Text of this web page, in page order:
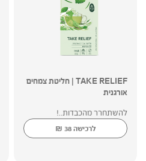
TAKE RELIEF | חליטת צמחים
אורגנית
להשתחרר מהכבדות..!
לרכישה ₪ 38